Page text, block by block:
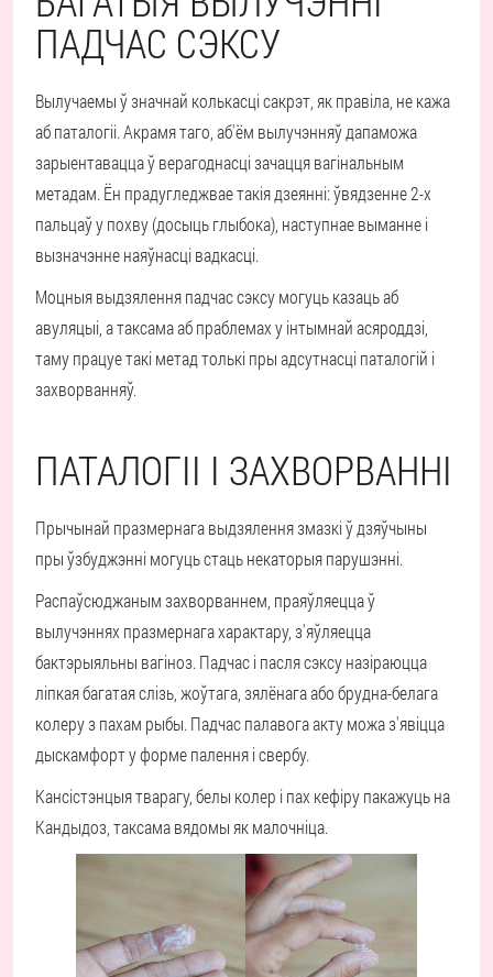
ПАДЧАС СЭКСУ
Вылучаемы ў значнай колькасці сакрэт, як правіла, не кажа
аб паталогіі. Акрамя таго, аб'ём вылучэнняў дапаможа
зарыентавацца ў верагоднасці зачацця вагінальным
метадам. Ён прадугледжвае такія дзеянні: ўвядзенне 2-х
пальцаў у похву (досыць глыбока), наступнае выманне і
вызначэнне наяўнасці вадкасці.
Моцныя выдзялення падчас сэксу могуць казаць аб
авуляцыі, а таксама аб праблемах у інтымнай асяроддзі,
таму працуе такі метад толькі пры адсутнасці паталогій і
захворванняў.
ПАТАЛОГІІ І ЗАХВОРВАННІ
Прычынай празмернага выдзялення змазкі ў дзяўчыны
пры ўзбуджэнні могуць стаць некаторыя парушэнні.
Распаўсюджаным захворваннем, праяўляецца ў
вылучэннях празмернага характару, з'яўляецца
бактэрыяльны вагіноз. Падчас і пасля сэксу назіраюцца
ліпкая багатая слізь, жоўтага, зялёнага або брудна-белага
колеру з пахам рыбы. Падчас палавога акту можа з'явіцца
дыскамфорт у форме палення і свербу.
Кансістэнцыя тварагу, белы колер і пах кефіру пакажуць на
Кандыдоз, таксама вядомы як малочніца.